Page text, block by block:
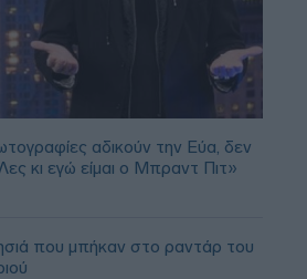
αδικούν την Εύα, δεν
κι εγώ είμαι ο Μπραντ Πιτ»
που μπήκαν στο ραντάρ του